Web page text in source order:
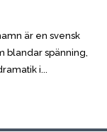
är en svensk
blandar spänning,
i...